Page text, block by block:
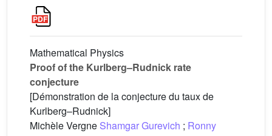
Mathematical Physics
Proof of the Kurlberg–Rudnick rate
conjecture
[Démonstration de la conjecture du taux de
Kurlberg–Rudnick]
Michèle Vergne Shamgar Gurevich ; Ronny